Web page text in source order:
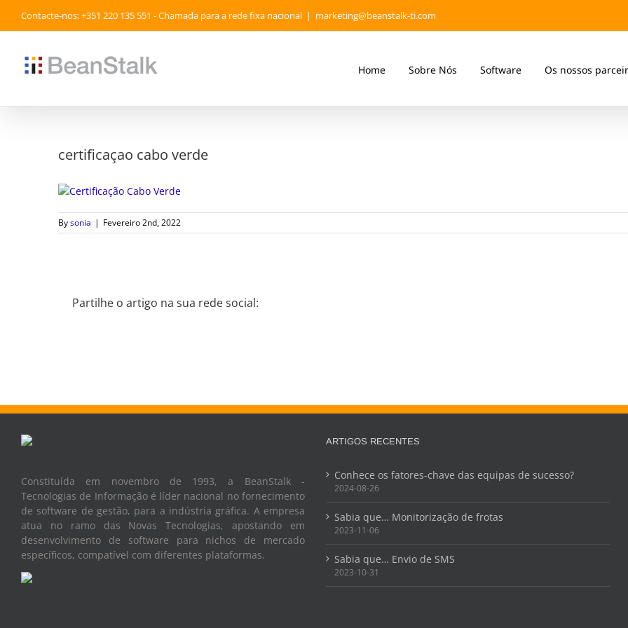
content
Contacte-nos: +351 220 135 551 - Chamada para a rede fixa nacional | marketing@beanstalk-ti.com
Home Sobre Nós Software Os nossos
certificaçao cabo verde
Bysonia | Fevereiro 2nd, 2022
Partilhe o artigo na sua rede social:
Constituída em novembro de 1993, a BeanStalk -
Tecnologias de Informação é líder nacional no fornecimento
de software de gestão, para a indústria gráfica. A empresa
atua no ramo das Novas Tecnologias, apostando em
desenvolvimento de software para nichos de mercado
específicos, compatível com diferentes plataformas.
ARTIGOS RECENTES
Conhece os fatores-chave das equipas de sucesso?
2024-08-26
Sabia que… Monitorização de frotas
2023-11-06
Sabia que… Envio de SMS
2023-10-31